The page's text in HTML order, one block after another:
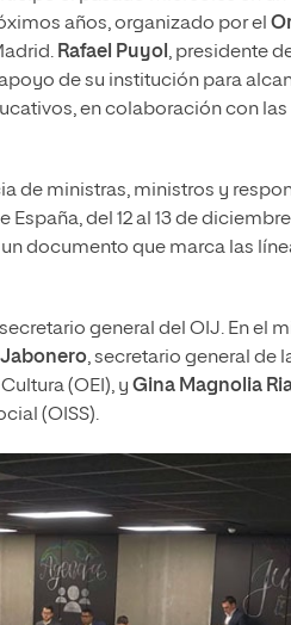
años, organizado por el
Rafael Puyol, presidente
de su institución para
en colaboración con
de ministras, ministros y
del 12 al 13 de
un documento que marca las
secretario general del OIJ. En el
, secretario general de
(OEI), y Gina Magnolia
(OISS).